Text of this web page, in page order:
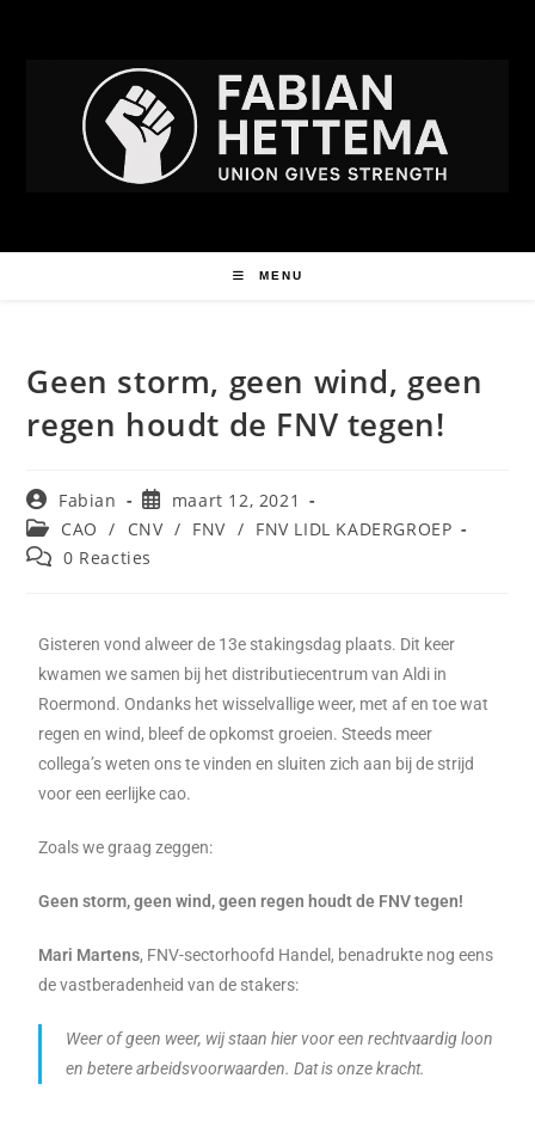
MENU
Geen storm, geen wind, geen
regen houdt de FNV tegen!
Fabian
maart 12, 2021
CAO
/ CNV / FNV / FNV LIDL KADERGROEP
0 Reacties
Gisteren vond alweer de 13e stakingsdag plaats. Dit keer
kwamen we samen bij het distributiecentrum van Aldi in
Roermond. Ondanks het wisselvallige weer, met af en toe wat
regen en wind, bleef de opkomst groeien. Steeds meer
collega’s weten ons te vinden en sluiten zich aan bij de strijd
voor een eerlijke cao.
Zoals we graag zeggen:
Geen storm, geen wind, geen regen houdt de FNV tegen!
Mari Martens, FNV-sectorhoofd Handel, benadrukte nog eens
de vastberadenheid van de stakers:
Weer of geen weer, wij staan hier voor een rechtvaardig loon
en betere arbeidsvoorwaarden. Dat is onze kracht.